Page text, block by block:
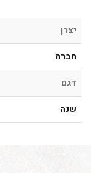
יצרן
חברה
דגם
שנה